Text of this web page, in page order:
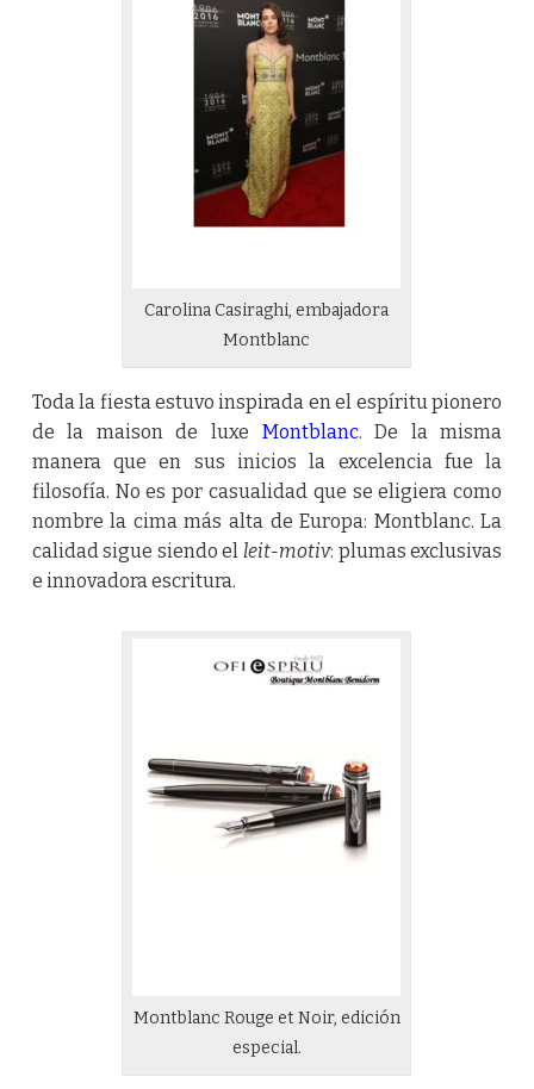
Carolina Casiraghi, embajadora
Montblanc
Toda la fiesta estuvo inspirada en el espíritu pionero
de la maison de luxe Montblanc. De la misma
manera que en sus inicios la excelencia fue la
filosofía. No es por casualidad que se eligiera como
nombre la cima más alta de Europa: Montblanc. La
calidad sigue siendo elleit-motiv: plumas exclusivas
e innovadora escritura.
Montblanc Rouge et Noir, edición
especial.